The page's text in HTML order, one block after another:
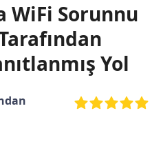
WiFi Sorunnu
Yol